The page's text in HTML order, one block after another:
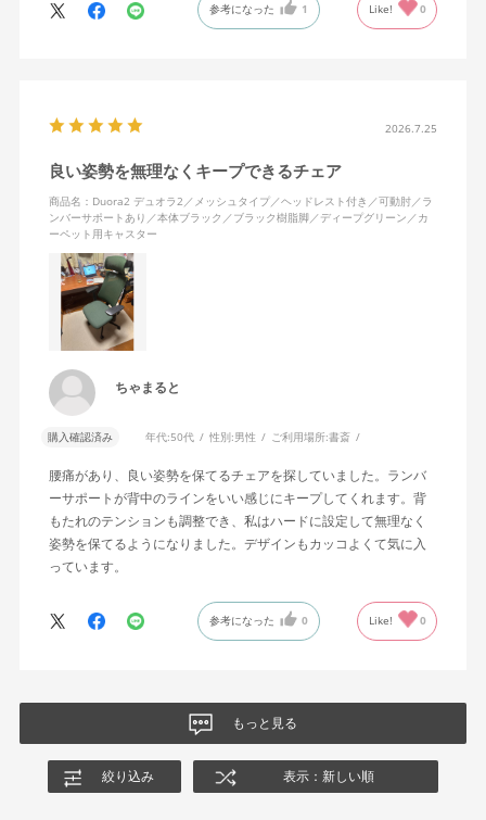
参考になった 1 Like! 0
2026.7.25
良い姿勢を無理なくキープできるチェア
商品名：Duora2 デュオラ2／メッシュタイプ／ヘッドレスト付き／可動肘／ラ
ンバーサポートあり／本体ブラック／ブラック樹脂脚／ディープグリーン／カ
ーペット用キャスター
ちゃまると
購入確認済み 年代:50代 性別:男性 ご利用場所:書斎
腰痛があり、良い姿勢を保てるチェアを探していました。ランバ
ーサポートが背中のラインをいい感じにキープしてくれます。背
もたれのテンションも調整でき、私はハードに設定して無理なく
姿勢を保てるようになりました。デザインもカッコよくて気に入
っています。
参考になった 0 Like! 0
もっと見る
絞り込み 表示：新しい順